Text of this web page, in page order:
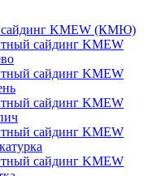
KMEW (КМЮ)
сайдинг KMEW
сайдинг KMEW
сайдинг KMEW
сайдинг KMEW
сайдинг KMEW